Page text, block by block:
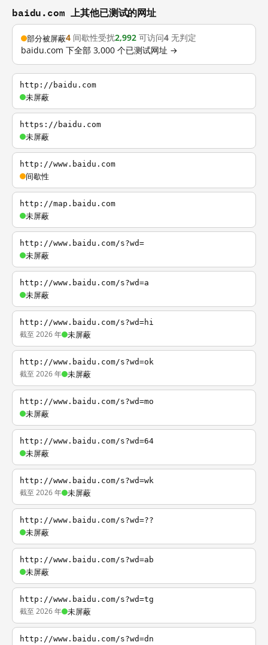
baidu.com 上其他已测试的网址
部分被屏蔽4 间歇性受扰2,992 可访问4 无判定
baidu.com 下全部 3,000 个已测试网址 →
http://baidu.com
未屏蔽
https://baidu.com
未屏蔽
http://www.baidu.com
间歇性
http://map.baidu.com
未屏蔽
http://www.baidu.com/s?wd=
未屏蔽
http://www.baidu.com/s?wd=a
未屏蔽
http://www.baidu.com/s?wd=hi
截至 2026 年 未屏蔽
http://www.baidu.com/s?wd=ok
截至 2026 年 未屏蔽
http://www.baidu.com/s?wd=mo
未屏蔽
http://www.baidu.com/s?wd=64
未屏蔽
http://www.baidu.com/s?wd=wk
截至 2026 年 未屏蔽
http://www.baidu.com/s?wd=??
未屏蔽
http://www.baidu.com/s?wd=ab
未屏蔽
http://www.baidu.com/s?wd=tg
截至 2026 年 未屏蔽
http://www.baidu.com/s?wd=dn